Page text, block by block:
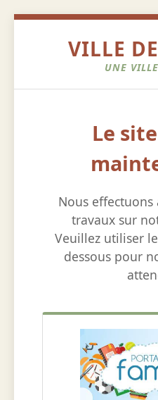
VILLE
UNE
Le
Nous
travaux sur
Veuillez utiliser
dessous pour